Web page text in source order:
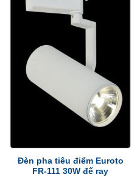
Đèn pha tiêu điểm Euroto
FR-111 30W đế ray